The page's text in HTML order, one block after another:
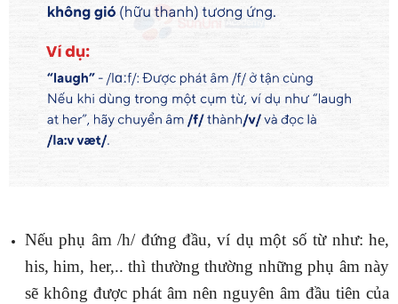
Nếu phụ âm /h/ đứng đầu, ví dụ một số từ như: he,
his, him, her,.. thì thường thường những phụ âm này
sẽ không được phát âm nên nguyên âm đầu tiên của